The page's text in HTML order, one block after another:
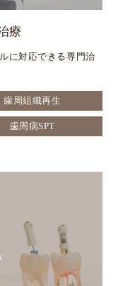
療
に対応できる専門治
歯周組織再生
歯周病SPT